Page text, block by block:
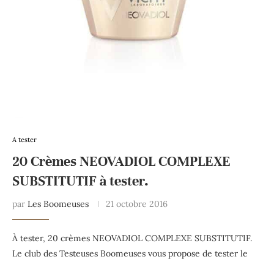
A tester
20 Crèmes NEOVADIOL COMPLEXE
SUBSTITUTIF à tester.
par Les Boomeuses 21 octobre 2016
À tester, 20 crèmes NEOVADIOL COMPLEXE SUBSTITUTIF.
Le club des Testeuses Boomeuses vous propose de tester le